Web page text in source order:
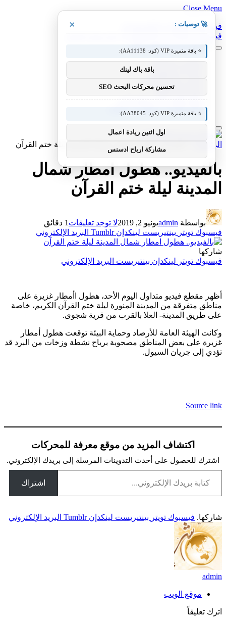
Close Menu
فيسبوك X (Twitter)
فيسبوك X (Twitter) الانستغرام بينتيريست فيميو
معدات وصناعات
سيارات ومعدات
منوعات التقنية
عالم المحركات والسيارات
الرئيسية بالفيديو.. هطول امطار شمال المدينة ليلة ختم القرآن
بالفيديو.. هطول امطار شمال
المدينة ليلة ختم القرآن
بواسطة adminيونيو 2, 2019 لا توجد تعليقات 1 دقائق
فيسبوك تويتر بينتيريست لينكدإن Tumblr البريد الإلكتروني
شاركها
فيسبوك تويتر لينكدإن بينتيريست البريد الإلكتروني
أظهر مقطع فيديو متداول اليوم الأحد، هطول اأمطار غزيرة على
مناطق متفرقة من المدينة المنورة ليلة ختم القرآن الكريم، خاصة
على طريق المدينة- العلا بالقرب من قرية شجوى.
وكانت الهيئة العامة للأرصاد وحماية البيئة توقعت هطول أمطار
غزيرة على بعض المناطق مصحوبة برياح نشطة وزخات من البرد قد
تؤدي إلى جريان السيول.
Source link
اكتشاف المزيد من موقع معرفة للمحركات
اشترك للحصول على أحدث التدوينات المرسلة إلى بريدك الإلكتروني.
كتابة بريدك الإلكتروني...
اشتراك
شاركها. فيسبوك تويتر بينتيريست لينكدإن Tumblr البريد الإلكتروني
admin
موقع الويب
اترك تعليقاً
🚀 توصيات : ×
⭐ باقة متميزة VIP (كود: AA11138):
باقة باك لينك
تحسين محركات البحث SEO
⭐ باقة متميزة VIP (كود: AA38045):
اول اثنين ريادة اعمال
مشاركة ارباح ادسنس